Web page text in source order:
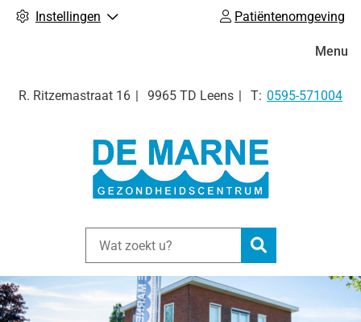
Instellingen Patiëntenomgeving
R. Ritzemastraat 16 9965 TD Leens Tel:
0595-571004
Zoeken
Menu